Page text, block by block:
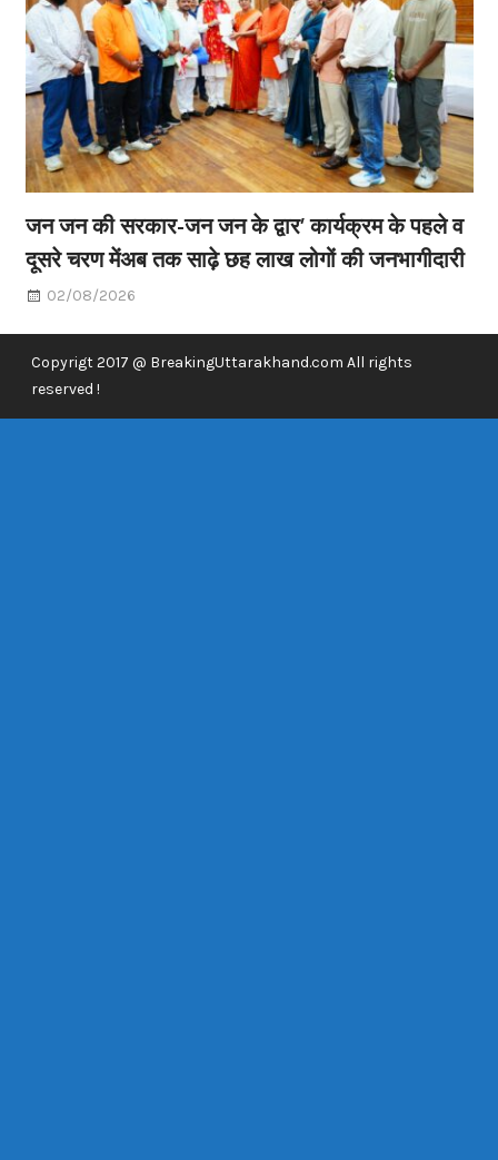
जन जन की सरकार-जन जन के द्वार’ कार्यक्रम के पहले व
दूसरे चरण मेंअब तक साढ़े छह लाख लोगों की जनभागीदारी
02/08/2026
Copyrigt 2017 @ BreakingUttarakhand.com All rights
reserved !